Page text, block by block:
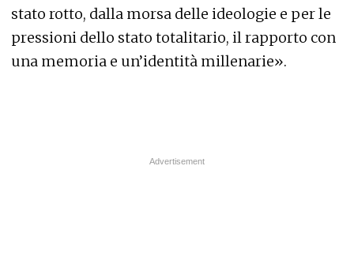
stato rotto, dalla morsa delle ideologie e per le
pressioni dello stato totalitario, il rapporto con
una memoria e un’identità millenarie».